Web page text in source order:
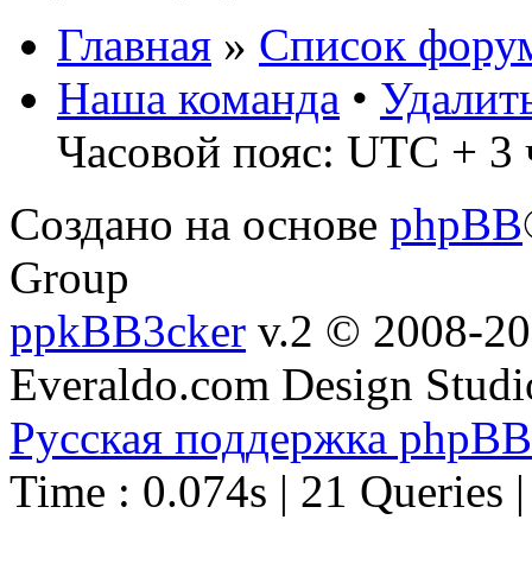
Главная » Список
Наша команда •
Часовой пояс: UTC + 3
Создано на основе phpBB
Group
ppkBB3cker v.2 © 2008-
Everaldo.com Design
Русская поддержка phpBB
Time : 0.074s | 21 Queries